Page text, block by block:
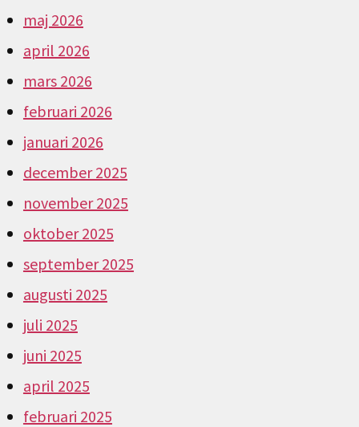
maj 2026
april 2026
mars 2026
februari 2026
januari 2026
december 2025
november 2025
oktober 2025
september 2025
augusti 2025
juli 2025
juni 2025
april 2025
februari 2025